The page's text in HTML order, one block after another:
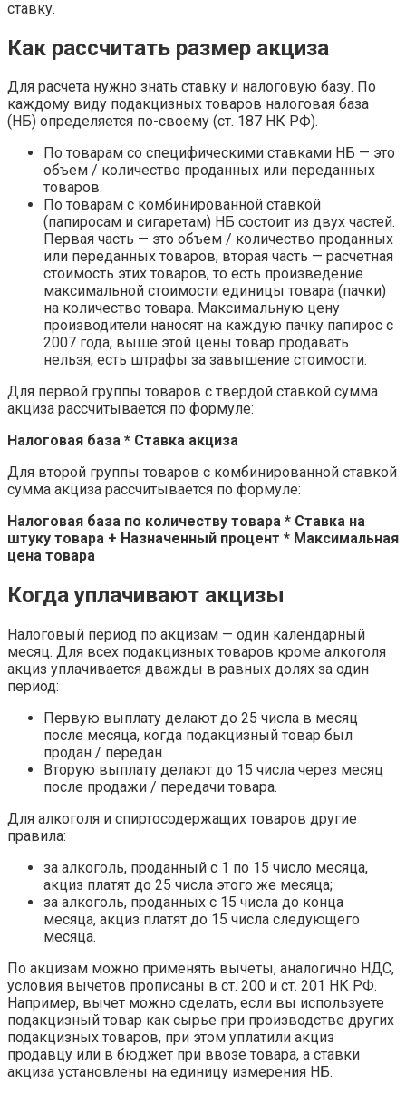
ставку.
Как рассчитать размер акциза
Для расчета нужно знать ставку и налоговую базу. По
каждому виду подакцизных товаров налоговая база
(НБ) определяется по-своему (ст. 187 НК РФ).
По товарам со специфическими ставками НБ — это
объем / количество проданных или переданных
товаров.
По товарам с комбинированной ставкой
(папиросам и сигаретам) НБ состоит из двух частей.
Первая часть — это объем / количество проданных
или переданных товаров, вторая часть — расчетная
стоимость этих товаров, то есть произведение
максимальной стоимости единицы товара (пачки)
на количество товара. Максимальную цену
производители наносят на каждую пачку папирос с
2007 года, выше этой цены товар продавать
нельзя, есть штрафы за завышение стоимости.
Для первой группы товаров с твердой ставкой сумма
акциза рассчитывается по формуле:
Налоговая база * Ставка акциза
Для второй группы товаров с комбинированной ставкой
сумма акциза рассчитывается по формуле:
Налоговая база по количеству товара * Ставка на
штуку товара + Назначенный процент * Максимальная
цена товара
Когда уплачивают акцизы
Налоговый период по акцизам — один календарный
месяц. Для всех подакцизных товаров кроме алкоголя
акциз уплачивается дважды в равных долях за один
период:
Первую выплату делают до 25 числа в месяц
после месяца, когда подакцизный товар был
продан / передан.
Вторую выплату делают до 15 числа через месяц
после продажи / передачи товара.
Для алкоголя и спиртосодержащих товаров другие
правила:
за алкоголь, проданный с 1 по 15 число месяца,
акциз платят до 25 числа этого же месяца;
за алкоголь, проданных с 15 числа до конца
месяца, акциз платят до 15 числа следующего
месяца.
По акцизам можно применять вычеты, аналогично НДС,
условия вычетов прописаны в ст. 200 и ст. 201 НК РФ.
Например, вычет можно сделать, если вы используете
подакцизный товар как сырье при производстве других
подакцизных товаров, при этом уплатили акциз
продавцу или в бюджет при ввозе товара, а ставки
акциза установлены на единицу измерения НБ.